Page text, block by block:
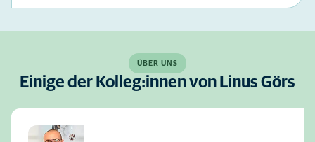
ÜBER UNS
Einige der Kolleg:innen von Linus Görs